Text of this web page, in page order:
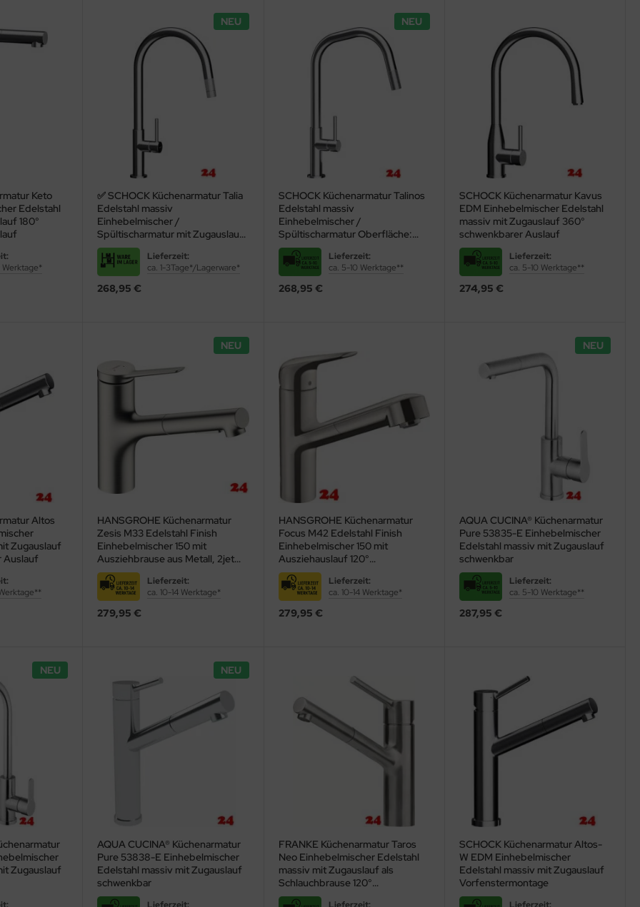
Keto
Edelstahl
180°
Werktage*
NEU
✅ SCHOCK Küchenarmatur Talia
Edelstahl massiv
Einhebelmischer /
Spültischarmatur mit Zugauslauf
mit verdeckter Auszugsbrause
Lieferzeit:
ca. 1-3Tage*/Lagerware*
268,95 €
NEU
SCHOCK Küchenarmatur Talinos
Edelstahl massiv
Einhebelmischer /
Spültischarmatur Oberfläche:
gebürstet mit Zugauslauf mit
verdeckter Auszugsbrause
Lieferzeit:
ca. 5-10 Werktage**
268,95 €
SCHOCK Küchenarmatur Kavus
EDM Einhebelmischer Edelstahl
massiv mit Zugauslauf 360°
schwenkbarer Auslauf
Lieferzeit:
ca. 5-10 Werktage**
274,95 €
Altos
Zugauslauf
Auslauf
NEU
HANSGROHE Küchenarmatur
Zesis M33 Edelstahl Finish
Einhebelmischer 150 mit
Ausziehbrause aus Metall, 2jet
(74820800)
Lieferzeit:
ca. 10-14 Werktage*
279,95 €
HANSGROHE Küchenarmatur
Focus M42 Edelstahl Finish
Einhebelmischer 150 mit
Ausziehauslauf 120°
schwenkbarer Auslauf, 1jet
(71814800)Lieferzeit:
ca. 10-14 Werktage*
279,95 €
NEU
AQUA CUCINA® Küchenarmatur
Pure 53835-E Einhebelmischer
Edelstahl massiv mit Zugauslauf
schwenkbar
Lieferzeit:
ca. 5-10 Werktage**
287,95 €
NEU
Zugauslauf
NEU
AQUA CUCINA® Küchenarmatur
Pure 53838-E Einhebelmischer
Edelstahl massiv mit Zugauslauf
schwenkbar
Lieferzeit:
FRANKE Küchenarmatur Taros
Neo Einhebelmischer Edelstahl
massiv mit Zugauslauf als
Schlauchbrause 120°
schwenkbarer Auslauf
Lieferzeit:
SCHOCK Küchenarmatur Altos-
W EDM Einhebelmischer
Edelstahl massiv mit Zugauslauf
Vorfenstermontage
Lieferzeit: